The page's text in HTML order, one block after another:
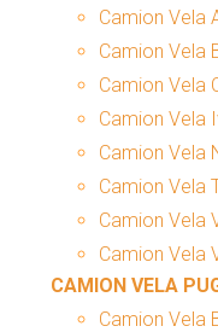
Camion Vela
Camion Vela
Camion Vela
Camion Vela
Camion Vela
Camion Vela
Camion Vela
Camion Vela
CAMION VELA
Camion Vela